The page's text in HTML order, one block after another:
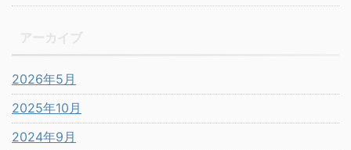
2026年5月
2025年10月
2024年9月